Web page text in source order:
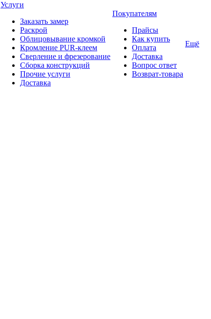
Услуги
Заказать замер
Раскрой
Облицовывание кромкой
Кромление PUR-клеем
Сверление и фрезерование
Сборка конструкций
Прочие услуги
Доставка
Покупателям
Прайсы
Как купить
Оплата
Доставка
Вопрос ответ
Возврат-товара
Ещё